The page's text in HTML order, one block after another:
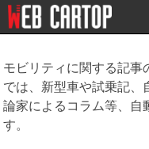
モビリティに関する記事
では、新型車や試乗記、
論家によるコラム等、自
す。